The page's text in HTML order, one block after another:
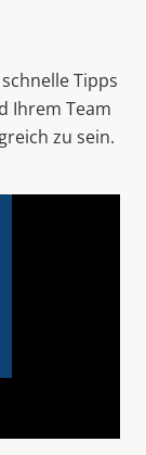
Tipps
Ihrem Team
zu sein.